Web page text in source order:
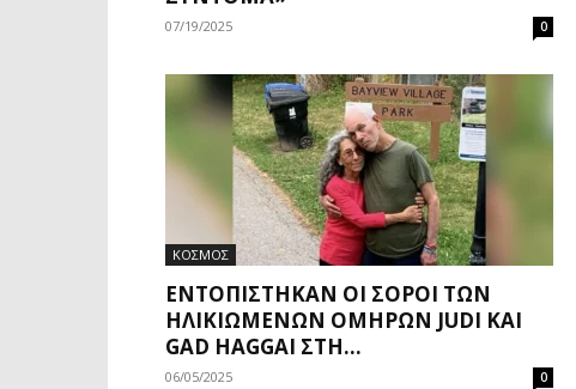
07/19/2025 0
ΚΟΣΜΟΣ
ΕΝΤΟΠΊΣΤΗΚΑΝ ΟΙ ΣΟΡΟΊ ΤΩΝ
ΗΛΙΚΙΩΜΈΝΩΝ ΟΜΉΡΩΝ JUDI ΚΑΙ
GAD HAGGAI ΣΤΗ...
06/05/2025 0